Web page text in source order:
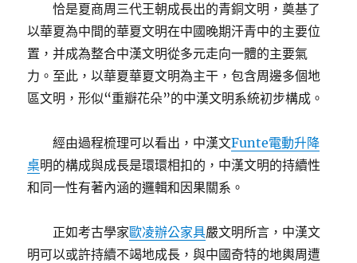
恰是夏商周三代王朝成長出的青銅文明，奠基了
以華夏為中間的華夏文明在中國晚期汗青中的主要位
置，并成為整合中漢文明從多元走向一體的主要氣
力。至此，以華夏華夏文明為主干，包含周邊多個地
區文明，形似“重瓣花朵”的中漢文明系統初步構成。
經由過程梳理可以看出，中漢文Funte電動升降
桌明的構成與成長是環環相扣的，中漢文明的持續性
和同一性有著內涵的邏輯和因果關系。
正如考古學家歐凌辦公家具嚴文明所言，中漢文
明可以或許持續不竭地成長，與中國奇特的地輿周遭